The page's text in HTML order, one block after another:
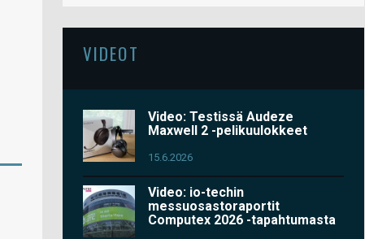
VIDEOT
Video: Testissä Audeze
Maxwell 2 -pelikuulokkeet
15.6.2026
Video: io-techin
messuosastoraportit
Computex 2026 -tapahtumasta